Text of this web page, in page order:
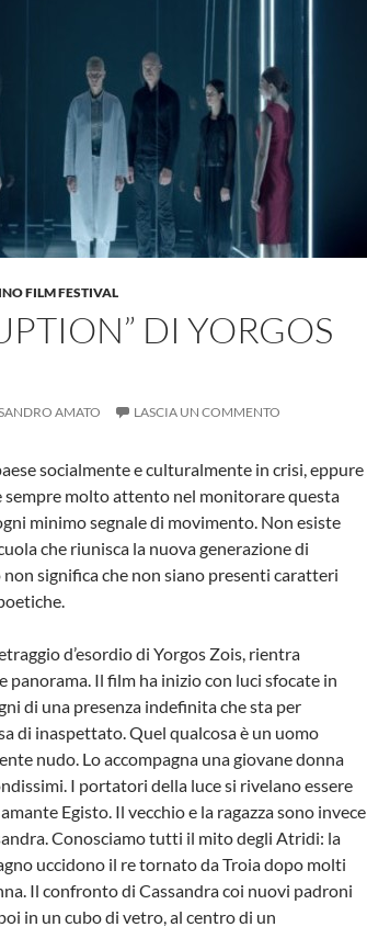
FILM FESTIVAL
DI YORGOS
AMATO LASCIA UN COMMENTO
socialmente e culturalmente in crisi, eppure
sempre molto attento nel monitorare questa
minimo segnale di movimento. Non esiste
che riunisca la nuova generazione di
non significa che non siano presenti caratteri
d’esordio di Yorgos Zois, rientra
panorama. Il film ha inizio con luci sfocate in
di una presenza indefinita che sta per
di inaspettato. Quel qualcosa è un uomo
nudo. Lo accompagna una giovane donna
I portatori della luce si rivelano essere
Egisto. Il vecchio e la ragazza sono invece
Conosciamo tutti il mito degli Atridi: la
uccidono il re tornato da Troia dopo molti
Il confronto di Cassandra coi nuovi padroni
in un cubo di vetro, al centro di un